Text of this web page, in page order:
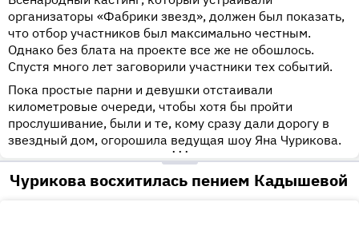
организаторы «Фабрики звезд», должен был показать,
что отбор участников был максимально честным.
Однако без блата на проекте все же не обошлось.
Спустя много лет заговорили участники тех событий.
Пока простые парни и девушки отстаивали
километровые очереди, чтобы хотя бы пройти
прослушивание, были и те, кому сразу дали дорогу в
звездный дом, огорошила ведущая шоу Яна Чурикова.
•••
Чурикова восхитилась пением Кадышевой